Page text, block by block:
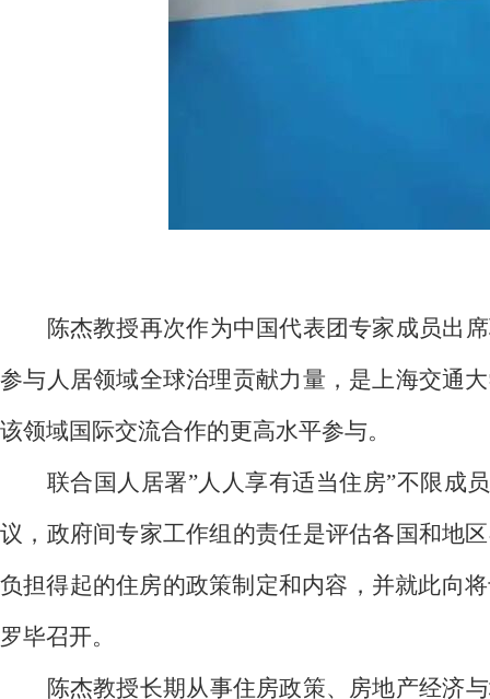
陈杰教授再次作为中国代表团专家成员出
参与人居领域全球治理贡献力量，是上海交通
该领域国际交流合作的更高水平参与。
联合国人居署”人人享有适当住房”不限成
议，政府间专家工作组的责任是评估各国和地
负担得起的住房的政策制定和内容，并就此向
罗毕召开。
陈杰教授长期从事住房政策、房地产经济